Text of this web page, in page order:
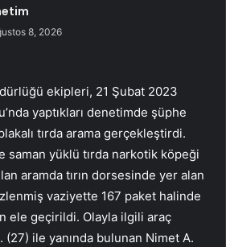
8, 2026
ekipleri, 21 Şubat 2023
yaptıkları denetimde şüphe
tırda arama gerçekleştirdi.
saman yüklü tırda narkotik köpeği
aramda tırın dorsesinde yer alan
vaziyette 167 paket halinde
ele geçirildi. Olayla ilgili araç
ile yanında bulunan Nimet A.